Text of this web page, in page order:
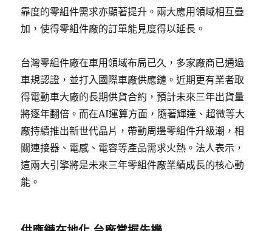
靠度的零組件需求亦顯著提升。兩大應用領域相互疊
加，使得零組件廠的訂單能見度得以延長。
台灣零組件廠在車用領域布局已久，多家廠商已通過
車規認證，並打入國際車廠供應鏈。近期更有業者取
得電動車大廠的長期供貨合約，預計未來三年出貨量
將逐年翻倍。而在AI運算方面，隨著輝達、超微等大
廠持續推出新世代晶片，帶動周邊零組件升級潮，相
關連接器、電感、電容等產品需求火熱。法人表示，
這兩大引擎將是未來三年零組件廠業績成長的核心動
能。